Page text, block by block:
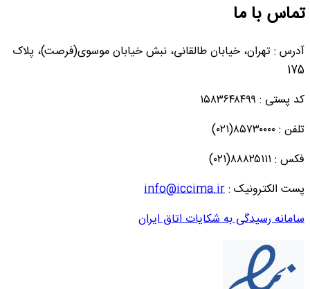
تماس با ما
آدرس : تهران، خیابان طالقانی، نبش خیابان موسوی(فرصت)، پلاک
175
کد پستی : ۱۵۸۳۶۴۸۴۹۹
تلفن : ۸۵۷۳۰۰۰۰(۰۲۱)
فکس : ۸۸۸۲۵۱۱۱(۰۲۱)
پست الکترونیک :info@iccima.ir
سامانه رسیدگی به شکایات اتاق ایران